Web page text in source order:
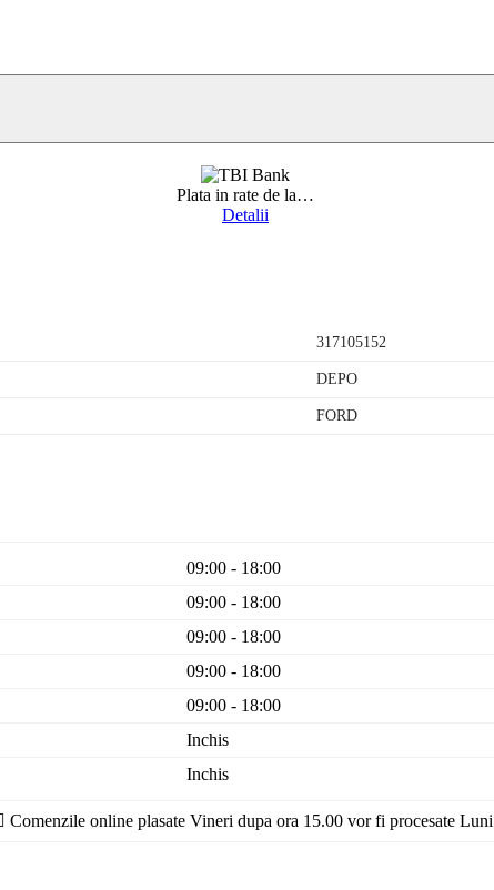
Plata in rate de la…
Detalii
317105152
DEPO
FORD
09:00 - 18:00
09:00 - 18:00
09:00 - 18:00
09:00 - 18:00
09:00 - 18:00
Inchis
Inchis
Comenzile online plasate Vineri dupa ora 15.00 vor fi procesate